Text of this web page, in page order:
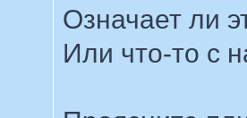
Означает ли
Или что-то с